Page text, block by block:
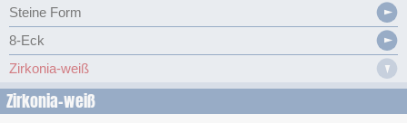
Steine Form
8-Eck
Zirkonia-weiß
Zirkonia-weiß